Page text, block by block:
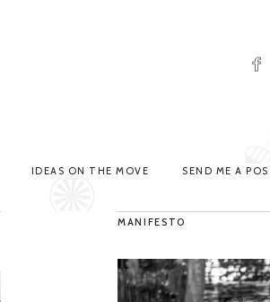
IDEAS ON THE MOVE SEND ME A
MANIFESTO